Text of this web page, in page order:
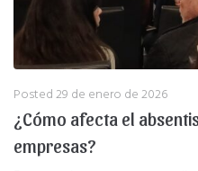
Posted29 de enero de 2026
¿Cómo afecta el
empresas?